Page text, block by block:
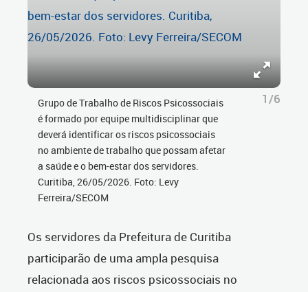
Grupo de Trabalho de Riscos Psicossociais
é formado por equipe multidisciplinar que
deverá identificar os riscos psicossociais
no ambiente de trabalho que possam afetar
a saúde e o bem-estar dos servidores.
Curitiba, 26/05/2026. Foto: Levy
Ferreira/SECOM
1/6
Os servidores da Prefeitura de Curitiba
participarão de uma ampla pesquisa
relacionada aos riscos psicossociais no